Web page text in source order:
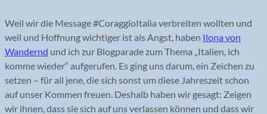
Weil wir die Message #CoraggioItalia verbreiten wollten und
weil und Hoffnung wichtiger ist als Angst, haben Ilona von
Wandernd und ich zur Blogparade zum Thema „Italien, ich
komme wieder“ aufgerufen. Es ging uns darum, ein Zeichen zu
setzen – für all jene, die sich sonst um diese Jahreszeit schon
auf unser Kommen freuen. Deshalb haben wir gesagt: Zeigen
wir ihnen, dass sie sich auf uns verlassen können und dass wir